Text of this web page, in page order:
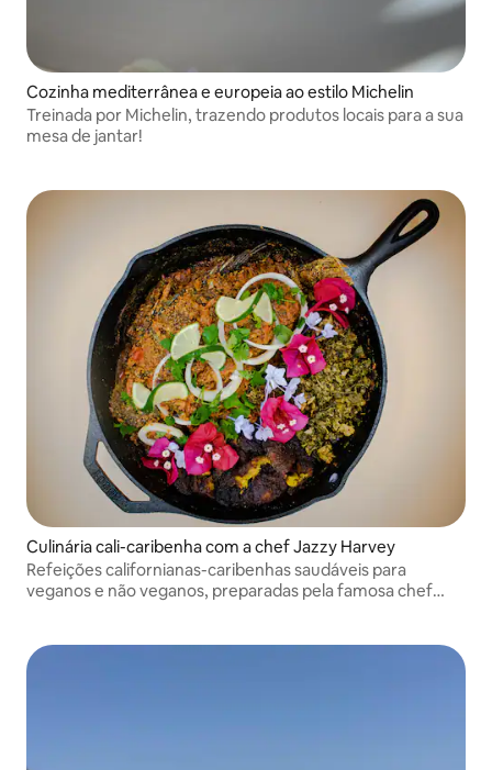
Cozinha mediterrânea e europeia ao estilo Michelin
Treinada por Michelin, trazendo produtos locais para a sua
mesa de jantar!
Culinária cali-caribenha com a chef Jazzy Harvey
Refeições californianas-caribenhas saudáveis para
veganos e não veganos, preparadas pela famosa chef